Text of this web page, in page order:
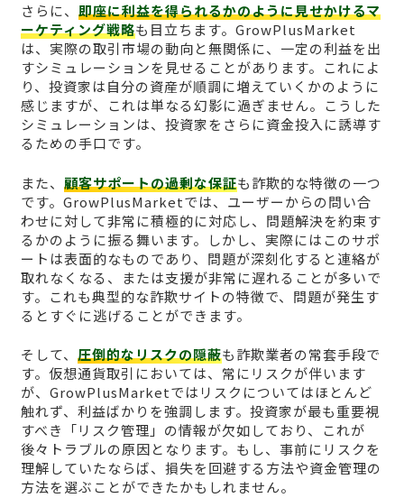
さらに、 即座に利益を得られるかのように見せかけるマ
ーケティング戦略も目立ちます。GrowPlusMarket
は、実際の取引市場の動向と無関係に、一定の利益を出
すシミュレーションを見せることがあります。これによ
り、投資家は自分の資産が順調に増えていくかのように
感じますが、これは単なる幻影に過ぎません。こうした
シミュレーションは、投資家をさらに資金投入に誘導す
るための手口です。
また、 顧客サポートの過剰な保証も詐欺的な特徴の一つ
です。GrowPlusMarketでは、ユーザーからの問い合
わせに対して非常に積極的に対応し、問題解決を約束す
るかのように振る舞います。しかし、実際にはこのサポ
ートは表面的なものであり、問題が深刻化すると連絡が
取れなくなる、または支援が非常に遅れることが多いで
す。これも典型的な詐欺サイトの特徴で、問題が発生す
るとすぐに逃げることができます。
そして、 圧倒的なリスクの隠蔽も詐欺業者の常套手段で
す。仮想通貨取引においては、常にリスクが伴います
が、GrowPlusMarketではリスクについてはほとんど
触れず、利益ばかりを強調します。投資家が最も重要視
すべき「リスク管理」の情報が欠如しており、これが
後々トラブルの原因となります。もし、事前にリスクを
理解していたならば、損失を回避する方法や資金管理の
方法を選ぶことができたかもしれません。